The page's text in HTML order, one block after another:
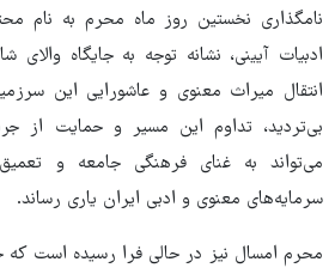
نامگذاری نخستین روز ماه محرم به نام
ادبیات آیینی، نشانه توجه به جایگاه
انتقال میراث معنوی و عاشورایی این
بی‌تردید، تداوم این مسیر و حمایت از
می‌تواند به غنای فرهنگی جامعه و
سرمایه‌های معنوی و ادبی ایران یاری رساند.
محرم امسال نیز در حالی فرا رسیده است